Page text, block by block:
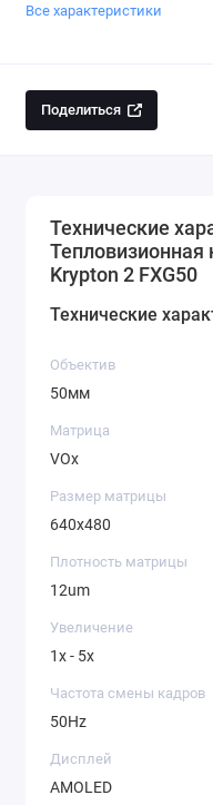
Все характеристики
Поделиться
Технические
Тепловизионная
Krypton 2 FXG50
Технические
Объектив
50мм
Матрица
VOx
Размер матрицы
640x480
Плотность матрицы
12um
Увеличение
1x - 5x
Частота смены кадров
50Hz
Дисплей
AMOLED